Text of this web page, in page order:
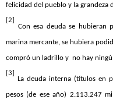
felicidad del pueblo y la grandeza
[2]
Con esa deuda se hubieran
marina mercante, se hubiera
compró un ladrillo y no hay
[3]
La deuda interna (títulos en
pesos (de ese año) 2.113.247